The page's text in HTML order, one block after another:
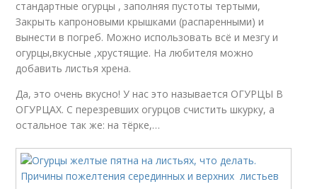
стандартные огурцы , заполняя пустоты тертыми,
Закрыть капроновыми крышками (распаренными) и
вынести в погреб. Можно использовать всё и мезгу и
огурцы,вкусные ,хрустящие. На любителя можно
добавить листья хрена.
Да, это очень вкусно! У нас это называется ОГУРЦЫ В
ОГУРЦАХ. С перезревших огурцов счистить шкурку, а
остальное так же: на тёрке,…